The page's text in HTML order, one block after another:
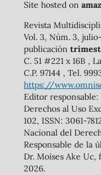
Site hosted on
Revista
Vol. 3, Núm. 3,
publicación
C. 51 #221 x 16B ,
C.P. 97144 , Tel.
https://
Editor responsable:
Derechos al Uso
102, ISSN: 3061-
Nacional del
Responsable de la
Dr. Moises Ake
2026.